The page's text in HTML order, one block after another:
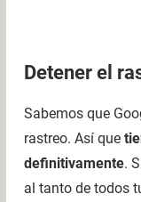
Detener el
Sabemos que
rastreo. Así que
definitivamente.
al tanto de todos